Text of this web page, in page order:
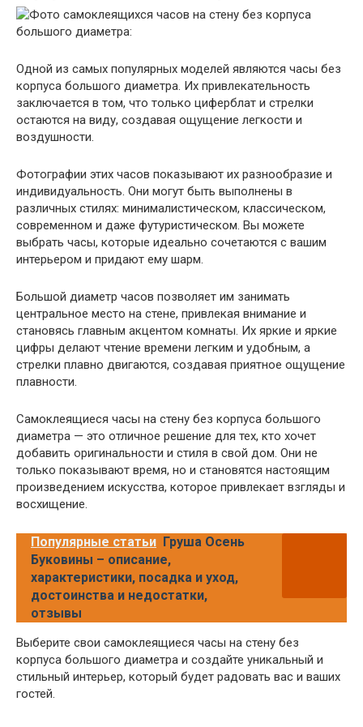
Одной из самых популярных моделей являются часы без
корпуса большого диаметра. Их привлекательность
заключается в том, что только циферблат и стрелки
остаются на виду, создавая ощущение легкости и
воздушности.
Фотографии этих часов показывают их разнообразие и
индивидуальность. Они могут быть выполнены в
различных стилях: минималистическом, классическом,
современном и даже футуристическом. Вы можете
выбрать часы, которые идеально сочетаются с вашим
интерьером и придают ему шарм.
Большой диаметр часов позволяет им занимать
центральное место на стене, привлекая внимание и
становясь главным акцентом комнаты. Их яркие и яркие
цифры делают чтение времени легким и удобным, а
стрелки плавно двигаются, создавая приятное ощущение
плавности.
Самоклеящиеся часы на стену без корпуса большого
диаметра — это отличное решение для тех, кто хочет
добавить оригинальности и стиля в свой дом. Они не
только показывают время, но и становятся настоящим
произведением искусства, которое привлекает взгляды и
восхищение.
Популярные статьи Груша Осень
Буковины – описание,
характеристики, посадка и уход,
достоинства и недостатки,
отзывы
Выберите свои самоклеящиеся часы на стену без
корпуса большого диаметра и создайте уникальный и
стильный интерьер, который будет радовать вас и ваших
гостей.